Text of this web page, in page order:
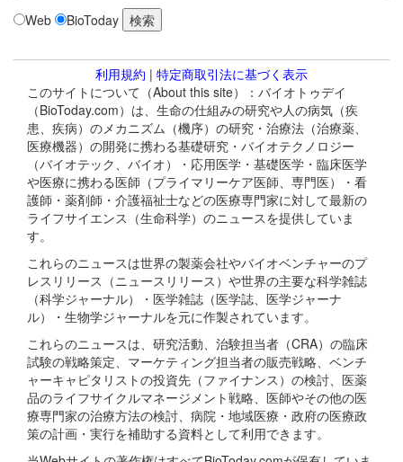
Web BioToday
利用規約 | 特定商取引法に基づく表示
このサイトについて（About this site）：バイオトゥデイ
（BioToday.com）は、生命の仕組みの研究や人の病気（疾
患、疾病）のメカニズム（機序）の研究・治療法（治療薬、
医療機器）の開発に携わる基礎研究・バイオテクノロジー
（バイオテック、バイオ）・応用医学・基礎医学・臨床医学
や医療に携わる医師（プライマリーケア医師、専門医）・看
護師・薬剤師・介護福祉士などの医療専門家に対して最新の
ライフサイエンス（生命科学）のニュースを提供していま
す。
これらのニュースは世界の製薬会社やバイオベンチャーのプ
レスリリース（ニュースリリース）や世界の主要な科学雑誌
（科学ジャーナル）・医学雑誌（医学誌、医学ジャーナ
ル）・生物学ジャーナルを元に作製されています。
これらのニュースは、研究活動、治験担当者（CRA）の臨床
試験の戦略策定、マーケティング担当者の販売戦略、ベンチ
ャーキャピタリストの投資先（ファイナンス）の検討、医薬
品のライフサイクルマネージメント戦略、医師やその他の医
療専門家の治療方法の検討、病院・地域医療・政府の医療政
策の計画・実行を補助する資料として利用できます。